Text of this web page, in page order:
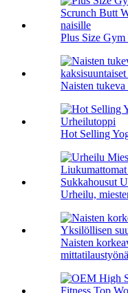
Plus Size Gym
Naisten
Hot Selling
Urheilu,
Naisten